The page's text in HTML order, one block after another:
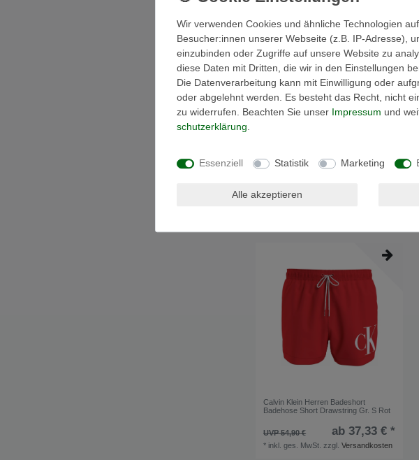
Calvin Klein Damen Unterwäsche
Thong 3er Pack M Schwarz
UVP 44,90 €
Calvin Klein Herren Badeshort
Badehose Short Drawstring Gr. S Rot
UVP 54,90 € ab 37,33 € *
* inkl. ges. MwSt. zzgl.Versandkosten
Wir verwenden Cookies und ähnliche Technologien
Besucher:innen unserer Webseite (z.B. IP-Adresse),
einzubinden oder Zugriffe auf unsere Website zu
diese Daten mit Dritten, die wir in den Einstellungen
Die Datenverarbeitung kann mit Einwilligung oder
oder abgelehnt werden. Es besteht das Recht, nicht
zu widerrufen. Beachten Sie unser Impressum und
schutz­erklärung
Essenziell Statistik Marketing
Alle akzeptieren